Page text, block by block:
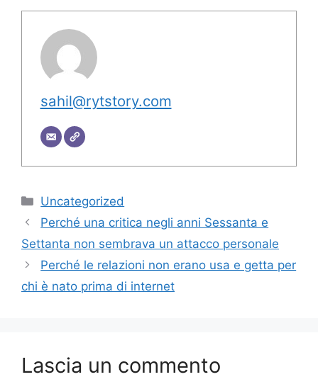
sahil@rytstory.com
Categorie
Uncategorized
Perché una critica negli anni Sessanta e
Settanta non sembrava un attacco personale
Perché le relazioni non erano usa e getta per
chi è nato prima di internet
Lascia un commento